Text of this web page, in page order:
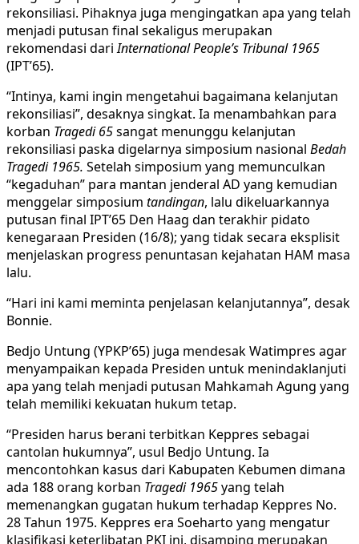
rekonsiliasi. Pihaknya juga mengingatkan apa yang telah
menjadi putusan final sekaligus merupakan
rekomendasi dariInternational People’s Tribunal 1965
(IPT’65).
“Intinya, kami ingin mengetahui bagaimana kelanjutan
rekonsiliasi”, desaknya singkat. Ia menambahkan para
korban Tragedi 65sangat menunggu kelanjutan
rekonsiliasi paska digelarnya simposium nasional Bedah
Tragedi 1965. Setelah simposium yang memunculkan
“kegaduhan” para mantan jenderal AD yang kemudian
menggelar simposium tandingan, lalu dikeluarkannya
putusan final IPT’65 Den Haag dan terakhir pidato
kenegaraan Presiden (16/8); yang tidak secara eksplisit
menjelaskan progress penuntasan kejahatan HAM masa
lalu.
“Hari ini kami meminta penjelasan kelanjutannya”, desak
Bonnie.
Bedjo Untung (YPKP’65) juga mendesak Watimpres agar
menyampaikan kepada Presiden untuk menindaklanjuti
apa yang telah menjadi putusan Mahkamah Agung yang
telah memiliki kekuatan hukum tetap.
“Presiden harus berani terbitkan Keppres sebagai
cantolan hukumnya”, usul Bedjo Untung. Ia
mencontohkan kasus dari Kabupaten Kebumen dimana
ada 188 orang korban Tragedi 1965yang telah
memenangkan gugatan hukum terhadap Keppres No.
28 Tahun 1975. Keppres era Soeharto yang mengatur
klasifikasi keterlibatan PKI ini, disamping merupakan